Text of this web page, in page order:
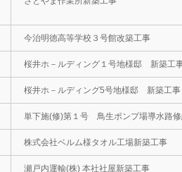
今治明徳高等学校３号館改築工事
桜井ホ－ルディング１号地様邸 新築工
桜井ホ－ルディング5号地様邸 新築工事
単下施(修)第１号 鳥生ポンプ場導水路
株式会社ベルム様タオル工場新築工事
瀬戸内運輸(株) 本社社屋新築工事